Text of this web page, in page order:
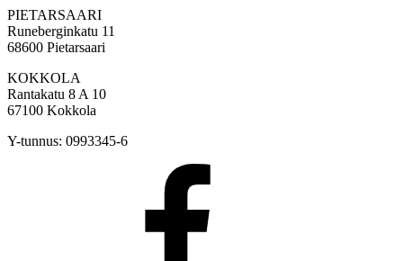
PIETARSAARI
Runeberginkatu 11
68600 Pietarsaari
KOKKOLA
Rantakatu 8 A 10
67100 Kokkola
Y-tunnus: 0993345-6